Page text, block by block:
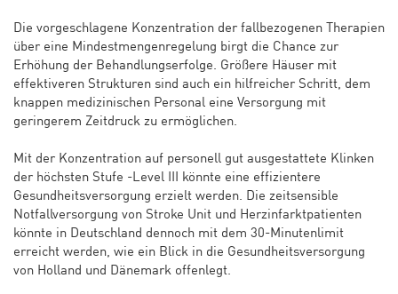
Die vorgeschlagene Konzentration der fallbezogenen Therapien
über eine Mindestmengenregelung birgt die Chance zur
Erhöhung der Behandlungserfolge. Größere Häuser mit
effektiveren Strukturen sind auch ein hilfreicher Schritt, dem
knappen medizinischen Personal eine Versorgung mit
geringerem Zeitdruck zu ermöglichen.
Mit der Konzentration auf personell gut ausgestattete Klinken
der höchsten Stufe -Level III könnte eine effizientere
Gesundheitsversorgung erzielt werden. Die zeitsensible
Notfallversorgung von Stroke Unit und Herzinfarktpatienten
könnte in Deutschland dennoch mit dem 30-Minutenlimit
erreicht werden, wie ein Blick in die Gesundheitsversorgung
von Holland und Dänemark offenlegt.